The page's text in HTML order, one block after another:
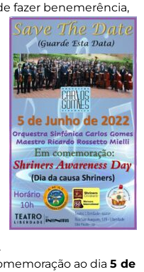
fazer benemerência,
ao dia 5 de